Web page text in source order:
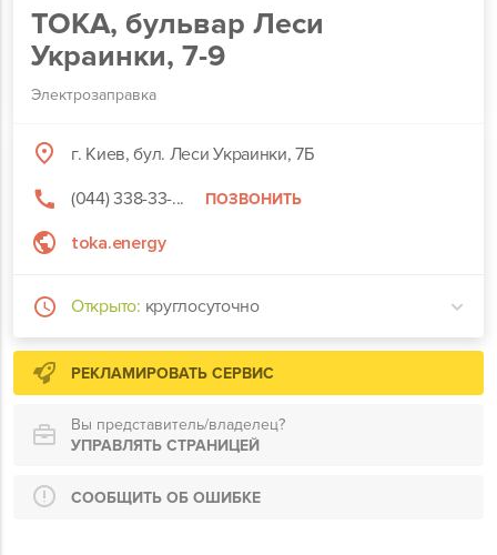
ТОКА, бульвар Леси
Украинки, 7-9
Электрозаправка
г. Киев, бул. Леси Украинки, 7Б
(044) 338-33-...
ПОЗВОНИТЬ
toka.energy
Открыто: круглосуточно
РЕКЛАМИРОВАТЬ СЕРВИС
Вы представитель/владелец?
УПРАВЛЯТЬ СТРАНИЦЕЙ
СООБЩИТЬ ОБ ОШИБКЕ